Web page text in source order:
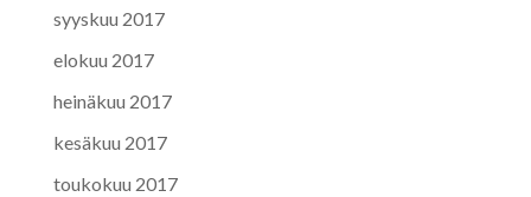
syyskuu 2017
elokuu 2017
heinäkuu 2017
kesäkuu 2017
toukokuu 2017